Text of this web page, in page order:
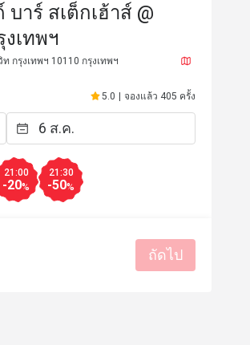
าร์ สเต็กเฮ้าส์ @
เทพฯ
กรุงเทพฯ 10110 กรุงเทพฯ
5.0 | จองแล้ว 405 ครั้ง
21:00
-20%
21:30
-50%
ถัดไป